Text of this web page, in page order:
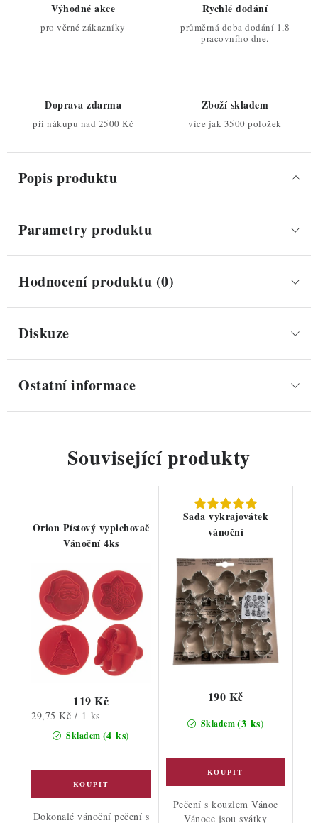
Výhodné akce
pro věrné zákazníky
Rychlé dodání
průměrná doba dodání 1,8
pracovního dne.
Doprava zdarma
při nákupu nad 2500 Kč
Zboží skladem
více jak 3500 položek
Popis produktu
Parametry produktu
Hodnocení produktu (0)
Diskuze
Ostatní informace
Související produkty
Orion Pístový vypichovač
Vánoční 4ks
Skladem (4 ks)
119 Kč
Měrná
29,75 Kč / 1 ks
Dokonalé vánoční pečení s
Sada vykrajovátek
vánoční
Skladem(3 ks)
190 Kč
Pečení s kouzlem Vánoc
Vánoce jsou svátky